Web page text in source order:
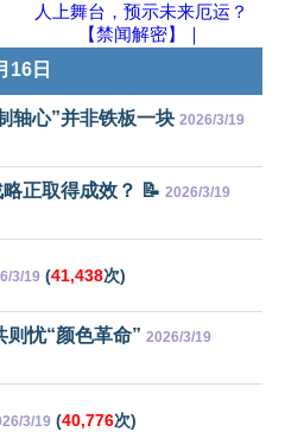
人上舞台，预示未来厄运？
【禁闻解密】｜
16日
轴心”并非铁板一块 2026/3/19
正取得成效？ 📝 2026/3/19
3/19 (41,438次)
则忧“颜色革命” 2026/3/19
3/19 (40,776次)